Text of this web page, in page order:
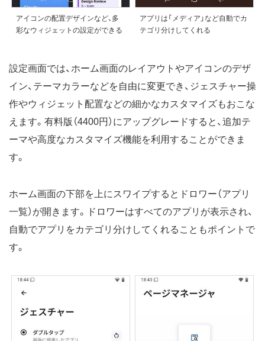
アイコンの配置デザインなど、多
彩なウィジェットの設定ができる
アプリは「メディア」など自動でカ
テゴリ分けしてくれる
設定画面では、ホーム画面のレイアウトやアイコンのデザ
イン、テーマカラーなどを自由に変更でき、ジェスチャー操
作やウィジェット配置などの細かなカスタマイズもおこな
えます。有料版（4400円）にアップグレードすると、追加テ
ーマや高度なカスタマイズ機能を利用することができま
す。
ホーム画面の下部を上にスワイプするとドロワー（アプリ
一覧）が開きます。ドロワーはすべてのアプリが表示され、
自動でアプリをカテゴリ分けしてくれることもポイントで
す。